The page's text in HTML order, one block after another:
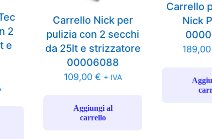
2
e
Carrello Nick per
pulizia con 2 secchi
da 25lt e strizzatore
00006088
109,00 € + IVA
Aggiungi al
carrello
Carrello
Nick
189,00